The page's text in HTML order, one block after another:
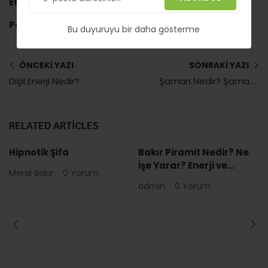
Bu duyuruyu bir daha gösterme
Çakra Yoga
Paylaş:
ÖNCEKI YAZI
Dişil Enerji Nedir?
SONRAKI YAZI
Şaman Nedir? Şaman Kime Denir? Nasıl Şaman Olunur?
RELATED ARTICLES
Hipnotik Şifa
Meral Bakır 0 Yorum
Bakır Piramit Nedir? Ne
İşe Yarar? Enerji ve
Rehberi
admin 0 Yorum